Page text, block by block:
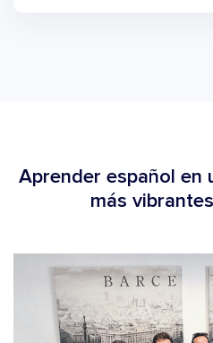
Aprender español en
más